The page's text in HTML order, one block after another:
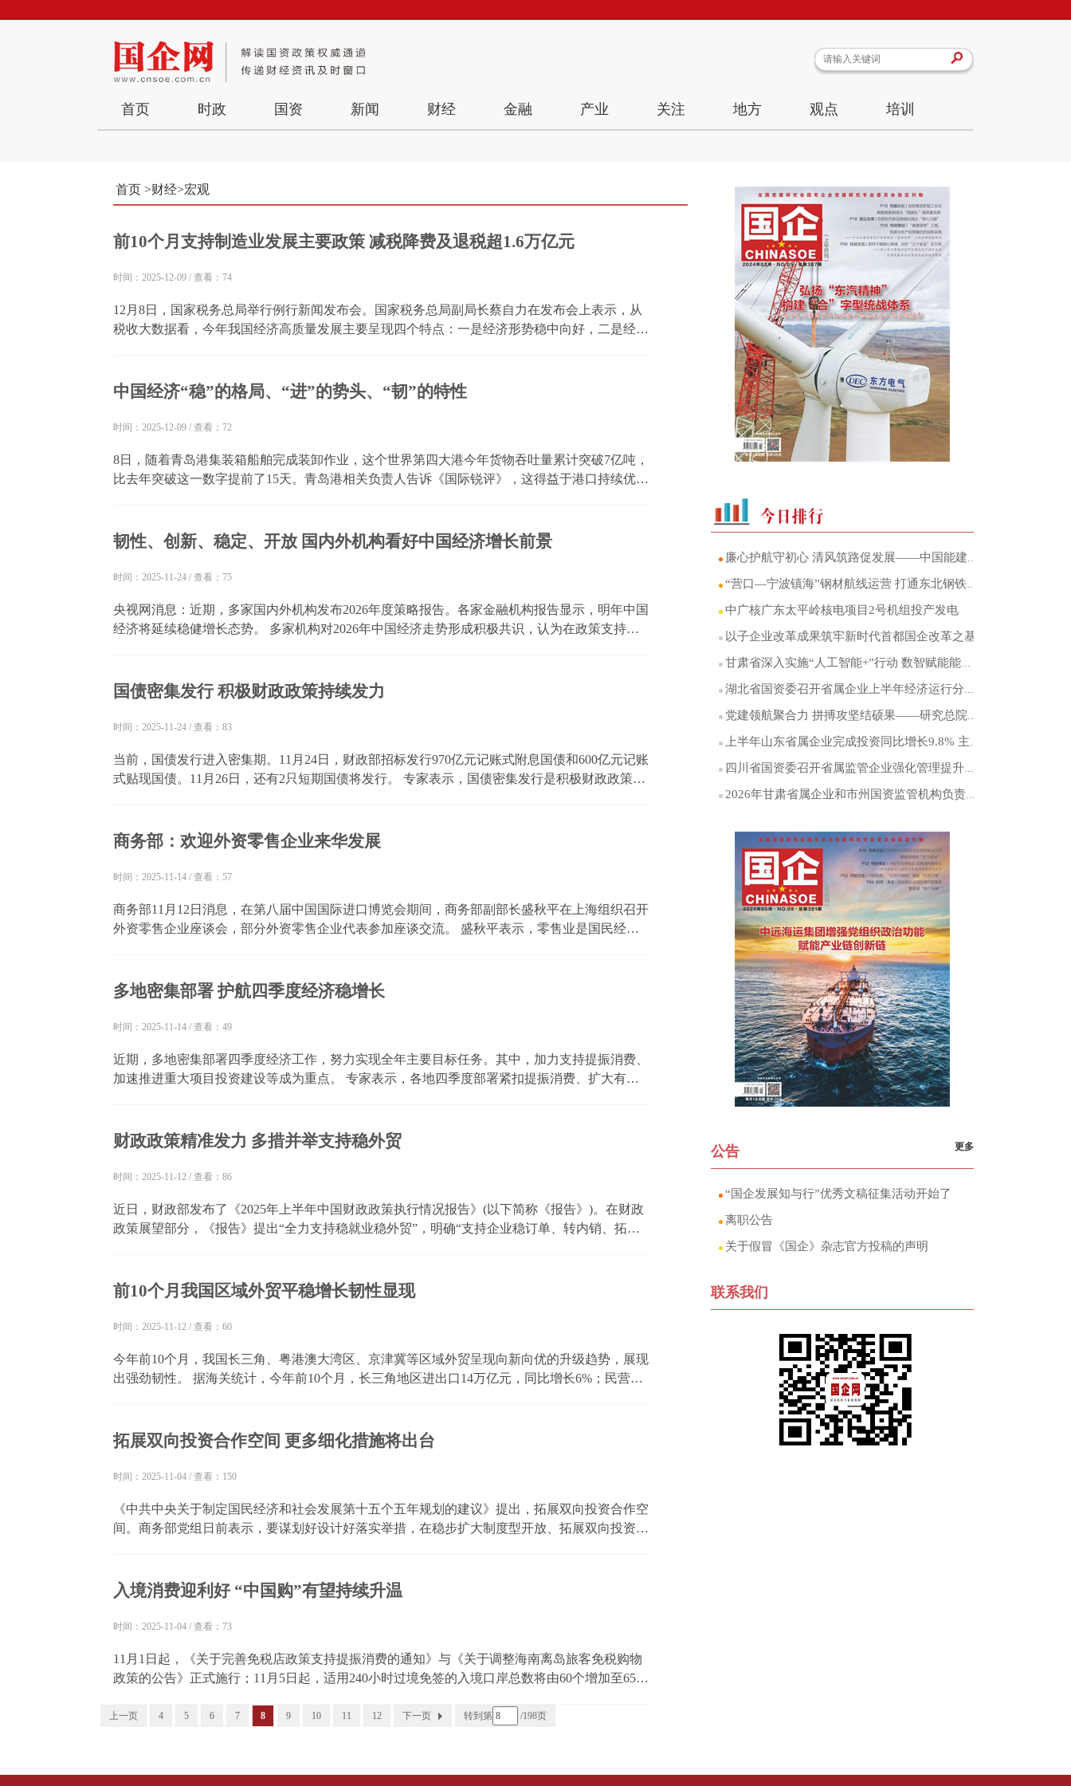
首页 时政 国资 新闻 财经 金融 产业 关注 地方 观点 培训
首页 >财经>宏观
前10个月支持制造业发展主要政策 减税降费及退税超1.6万亿元
时间：2025-12-09 / 查看：74
12月8日，国家税务总局举行例行新闻发布会。国家税务总局副局长蔡自力在发布会上表示，从
税收大数据看，今年我国经济高质量发展主要呈现四个特点：一是经济形势稳中向好，二是经济
中国经济“稳”的格局、“进”的势头、“韧”的特性
时间：2025-12-09 / 查看：72
8日，随着青岛港集装箱船舶完成装卸作业，这个世界第四大港今年货物吞吐量累计突破7亿吨，
比去年突破这一数字提前了15天。青岛港相关负责人告诉《国际锐评》，这得益于港口持续优化
韧性、创新、稳定、开放 国内外机构看好中国经济增长前景
时间：2025-11-24 / 查看：75
央视网消息：近期，多家国内外机构发布2026年度策略报告。各家金融机构报告显示，明年中国
经济将延续稳健增长态势。 多家机构对2026年中国经济走势形成积极共识，认为在政策支持、
国债密集发行 积极财政政策持续发力
时间：2025-11-24 / 查看：83
当前，国债发行进入密集期。11月24日，财政部招标发行970亿元记账式附息国债和600亿元记账
式贴现国债。11月26日，还有2只短期国债将发行。 专家表示，国债密集发行是积极财政政策持
商务部：欢迎外资零售企业来华发展
时间：2025-11-14 / 查看：57
商务部11月12日消息，在第八届中国国际进口博览会期间，商务部副部长盛秋平在上海组织召开
外资零售企业座谈会，部分外资零售企业代表参加座谈交流。 盛秋平表示，零售业是国民经济
多地密集部署 护航四季度经济稳增长
时间：2025-11-14 / 查看：49
近期，多地密集部署四季度经济工作，努力实现全年主要目标任务。其中，加力支持提振消费、
加速推进重大项目投资建设等成为重点。 专家表示，各地四季度部署紧扣提振消费、扩大有效
财政政策精准发力 多措并举支持稳外贸
时间：2025-11-12 / 查看：86
近日，财政部发布了《2025年上半年中国财政政策执行情况报告》(以下简称《报告》)。在财政
政策展望部分，《报告》提出“全力支持稳就业稳外贸”，明确“支持企业稳订单、转内销、拓市
前10个月我国区域外贸平稳增长韧性显现
时间：2025-11-12 / 查看：60
今年前10个月，我国长三角、粤港澳大湾区、京津冀等区域外贸呈现向新向优的升级趋势，展现
出强劲韧性。 据海关统计，今年前10个月，长三角地区进出口14万亿元，同比增长6%；民营企
拓展双向投资合作空间 更多细化措施将出台
时间：2025-11-04 / 查看：150
《中共中央关于制定国民经济和社会发展第十五个五年规划的建议》提出，拓展双向投资合作空
间。商务部党组日前表示，要谋划好设计好落实举措，在稳步扩大制度型开放、拓展双向投资合
入境消费迎利好 “中国购”有望持续升温
时间：2025-11-04 / 查看：73
11月1日起，《关于完善免税店政策支持提振消费的通知》与《关于调整海南离岛旅客免税购物
政策的公告》正式施行；11月5日起，适用240小时过境免签的入境口岸总数将由60个增加至65
专家认为，入境消费能够直接拉动国内消费和投资需...
上一页 4 5 6 7 8 9 10 11 12 下一页 转到第 /198页
廉心护航守初心 清风筑路促发展——中国能建葛洲坝交投山东区域中心党总支廉洁品牌建设
“营口—宁波镇海”钢材航线运营 打通东北钢铁产区至华东市场海运直达通道
中广核广东太平岭核电项目2号机组投产发电
以子企业改革成果筑牢新时代首都国企改革之基
甘肃省深入实施“人工智能+”行动 数智赋能能源产业转型升级
湖北省国资委召开省属企业上半年经济运行分析会
党建领航聚合力 拼搏攻坚结硕果——研究总院党委以高质量党建引领能源科研创新突破
上半年山东省属企业完成投资同比增长9.8% 主业投资占比保持在99%以上
四川省国资委召开省属监管企业强化管理提升专项行动工作推进会
2026年甘肃省属企业和市州国资监管机构负责人年中工作会议召开
公告 更多
“国企发展知与行”优秀文稿征集活动开始了
离职公告
关于假冒《国企》杂志官方投稿的声明
联系我们